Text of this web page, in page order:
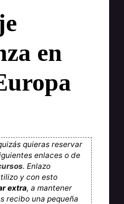
en
quieras reservar
enlaces o de
. Enlazo
y con esto
extra, a mantener
recibo una pequeña